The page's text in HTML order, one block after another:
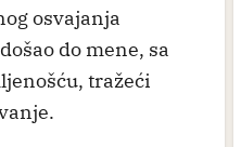
osvajanja
do mene, sa
tražeći